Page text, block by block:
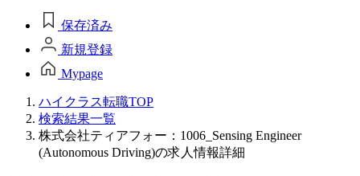
保存済み
新規登録
Mypage
ハイクラス転職TOP
検索結果一覧
株式会社ティアフォー：1006_Sensing Engineer
(Autonomous Driving)の求人情報詳細